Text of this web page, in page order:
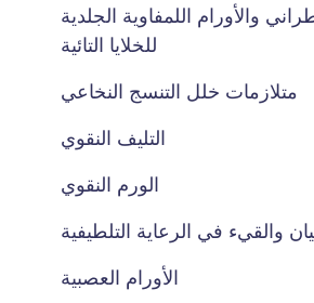
والأورام اللمفاوية الجلدية
للخلايا التائية
متلازمات خلل التنسج النخاعي
التليف النقوي
الورم النقوي
والقيء في الرعاية التلطيفية
الأورام العصبية